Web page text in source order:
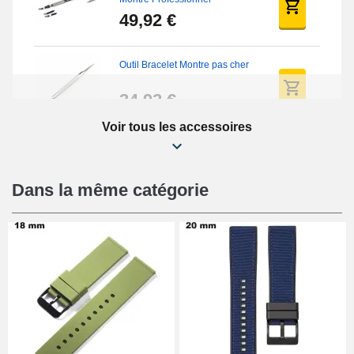
49,92 €
Outil Bracelet Montre pas cher
34,92 €
Kit Réparation Montre Débutant
16,90 €
Pied à Coulisse Numérique
9,90 €
Kit Horlogerie Débutant
Voir tous les accessoires
Dans la même catégorie